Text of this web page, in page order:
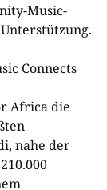
Music-
Connects
Africa die
nahe der